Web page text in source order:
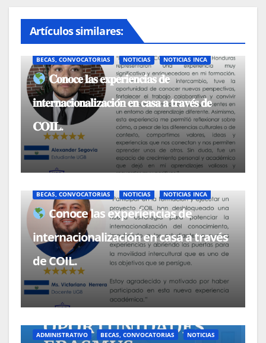
Artículos similares:
BECAS, CONVOCATORIAS NOTICIAS NOTICIAS INCA
𝐂𝐨𝐧𝐨𝐜𝐞 𝐥𝐚𝐬 𝐞𝐱𝐩𝐞𝐫𝐢𝐞𝐧𝐜𝐢𝐚𝐬 𝐝𝐞
𝐢𝐧𝐭𝐞𝐫𝐧𝐚𝐜𝐢𝐨𝐧𝐚𝐥𝐢𝐳𝐚𝐜𝐢𝐨́𝐧 𝐞𝐧 𝐜𝐚𝐬𝐚 𝐚 𝐭𝐫𝐚𝐯𝐞́𝐬 𝐝𝐞
𝐂𝐎𝐈𝐋.
BECAS, CONVOCATORIAS NOTICIAS NOTICIAS INCA
Conoce las experiencias de
internacionalización en casa a través
de COIL.
ADMINISTRATIVO BECAS, CONVOCATORIAS NOTICIAS